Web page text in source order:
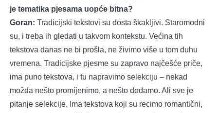
je tematika pjesama uopće bitna?
Goran: Tradicijski tekstovi su dosta škakljivi. Staromodni
su, i treba ih gledati u takvom kontekstu. Većina tih
tekstova danas ne bi prošla, ne živimo više u tom duhu
vremena. Tradicijske pjesme su zapravo najčešće priče,
ima puno tekstova, i tu napravimo selekciju – nekad
možda nešto promijenimo, a nešto dodamo. Ali sve je
pitanje selekcije. Ima tekstova koji su recimo romantični,